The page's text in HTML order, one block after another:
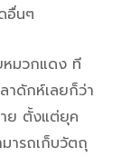
อื่นๆ
หมวกแดง ที
าดักห์เลยก็ว่า
าย ตั้งแต่ยุค
ารถเก็บวัตถุ